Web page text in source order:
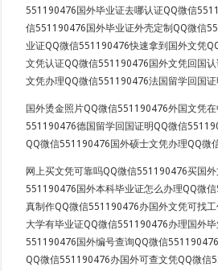
551190476国外毕业证去哪认证QQ微信
信551190476国外毕业证外壳定制QQ微信
业证QQ微信551190476快速拿到国外文凭
文凭认证QQ微信551190476国外文凭回国
文凭办理QQ微信551190476法国留学回国
国外烫金照片QQ微信551190476外国文凭
551190476德国留学回国证明QQ微信
QQ微信551190476国外硕士文凭办理QQ微
网上买文凭可靠吗QQ微信551190476买国
551190476国外本科毕业证怎么办理QQ微
真制作QQ微信551190476办国外文凭可找
大学有毕业证QQ微信551190476办理国外
551190476国外编号查询QQ微信
QQ微信551190476办国外可查文凭QQ微信